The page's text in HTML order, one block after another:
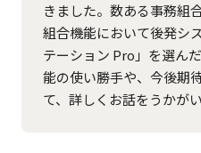
きました。数ある事務組
組合機能において後発シ
テーション Pro」を選ん
能の使い勝手や、今後期
て、詳しくお話をうかが